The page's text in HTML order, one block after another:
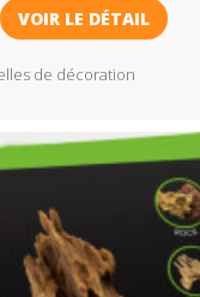
VOIR LE DÉTAIL
de décoration